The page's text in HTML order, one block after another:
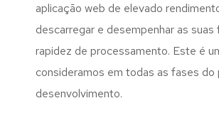
aplicação web de elevado
descarregar e desempenhar as
rapidez de processamento. Este é
consideramos em todas as fases do
desenvolvimento.